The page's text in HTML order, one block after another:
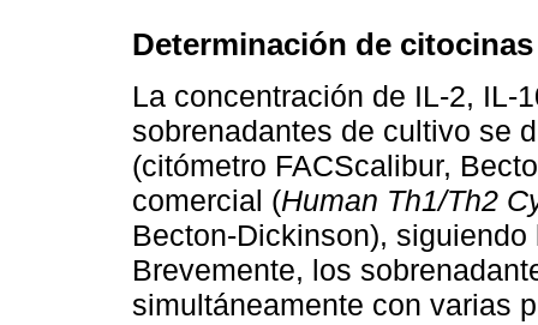
Determinación de citocinas
La concentración de IL-2, IL-
sobrenadantes de cultivo se
(citómetro FACScalibur,
comercial (Human Th1/Th2
Becton-Dickinson),
Brevemente, los
simultáneamente con varias